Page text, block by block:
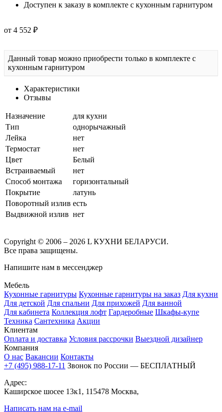
Доступен к заказу в комплекте с кухонным гарнитуром
от 4 552 ₽
Данный товар можно приобрести только в комплекте с
кухонным гарнитуром
Характеристики
Отзывы
Назначение
для кухни
Тип
однорычажный
Лейка
нет
Термостат
нет
Цвет
Белый
Встраиваемый
нет
Способ монтажа
горизонтальный
Покрытие
латунь
Поворотный излив есть
Выдвижной излив нет
Copyright © 2006 – 2026 L КУХНИ БЕЛАРУСИ.
Все права защищены.
Напишите нам в мессенджер
Мебель
Кухонные гарнитуры Кухонные гарнитуры на заказ Для кухни
Для детской Для спальни Для прихожей Для ванной
Для кабинета Коллекция лофт Гардеробные Шкафы-купе
Техника Сантехника Акции
Клиентам
Оплата и доставка Условия рассрочки Выездной дизайнер
Компания
О нас Вакансии Контакты
+7 (495) 988-17-11 Звонок по России — БЕСПЛАТНЫЙ
Адрес:
Каширское шосее 13к1, 115478 Москва,
Написать нам на e-mail